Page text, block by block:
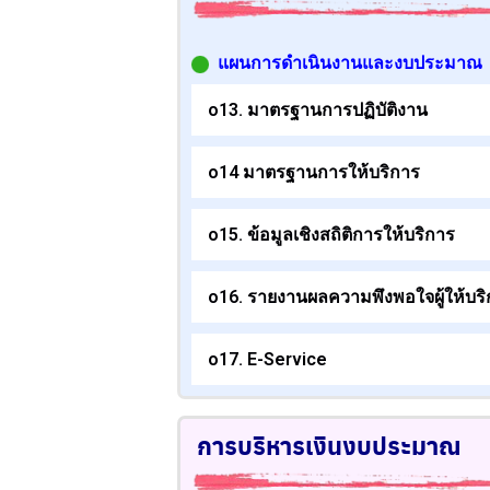
แผนการดำเนินงานและงบประมาณ
o13. มาตรฐานการปฏิบัติงาน
o14 มาตรฐานการให้บริการ
o15. ข้อมูลเชิงสถิติการให้บริการ
o16. รายงานผลความพึงพอใจผู้ให้บริ
o17. E-Service
การบริหารเงินงบประมาณ